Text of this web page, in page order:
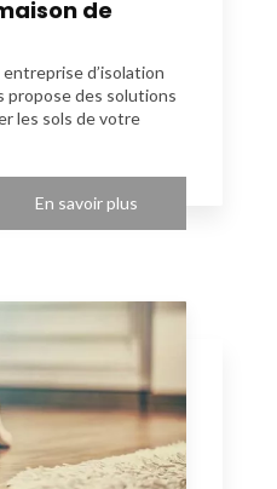
de
d’isolation
propose des solutions
les sols de votre
En savoir plus